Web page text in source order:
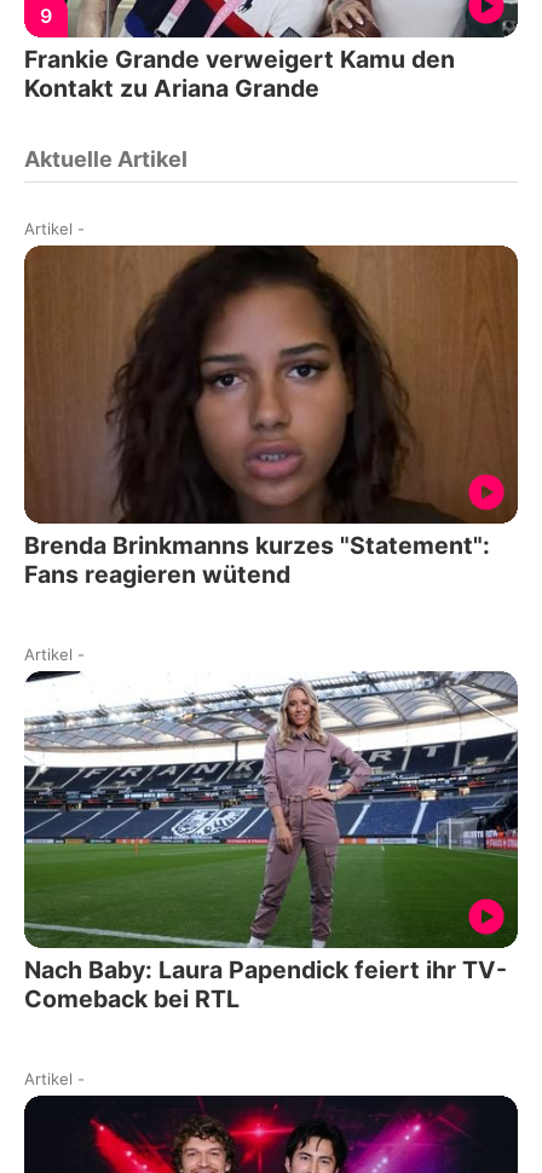
9
Frankie Grande verweigert Kamu den
Kontakt zu Ariana Grande
Aktuelle Artikel
Artikel -
Brenda Brinkmanns kurzes "Statement":
Fans reagieren wütend
Artikel -
Nach Baby: Laura Papendick feiert ihr TV-
Comeback bei RTL
Artikel -